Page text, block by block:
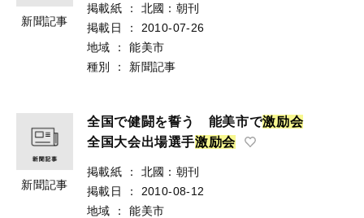
新聞記事
掲載紙 ：
北國：朝刊
掲載日
：
2010-07-26
地域
：
能美市
種別
： 新聞記事
新聞記事
全国で健闘を誓う 能美市で激励会
全国大会出場選手激励会
掲載紙 ：
北國：朝刊
掲載日
：
2010-08-12
地域
：
能美市